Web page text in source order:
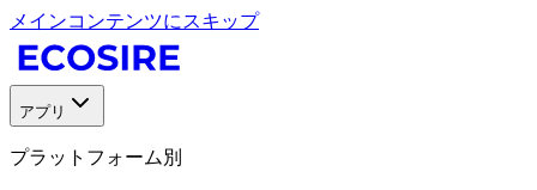
メインコンテンツにスキップ
アプリ
プラットフォーム別